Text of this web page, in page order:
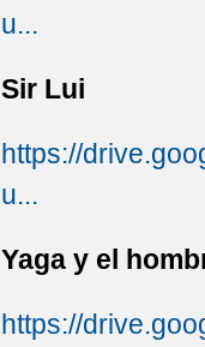
u...
Sir Lui
https://
u...
Yaga y el
https://